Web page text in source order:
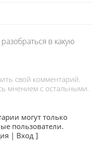
в какую
свой комментарий.
мнением с остальными.
могут только
пользователи.
| Вход]